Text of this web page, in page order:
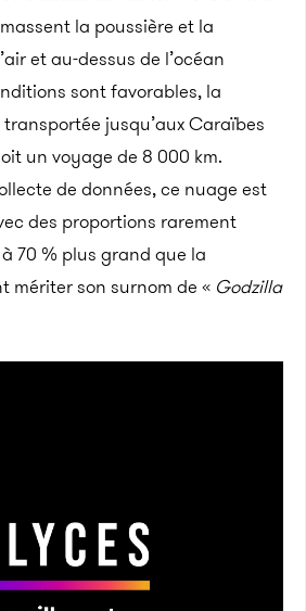
la poussière et la
et au-dessus de l’océan
sont favorables, la
jusqu’aux Caraïbes
un voyage de 8 000 km.
de données, ce nuage est
des proportions rarement
70 % plus grand que la
mériter son surnom de « Godzilla